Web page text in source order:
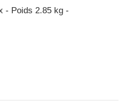
- Poids 2.85 kg -